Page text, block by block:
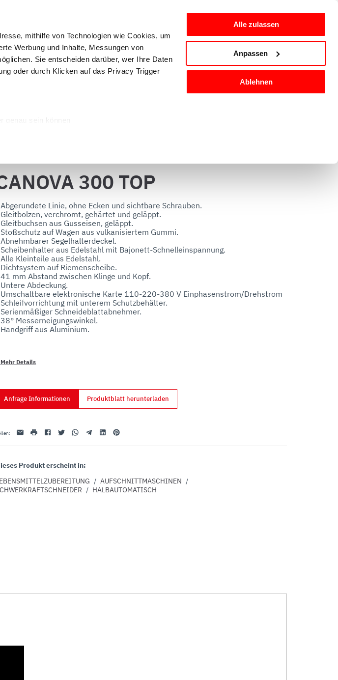
mithilfe von Technologien wie Cookies, um
Werbung und Inhalte, Messungen von
Sie entscheiden darüber, wer Ihre Daten
oder durch Klicken auf das Privacy Trigger
Ihre Präferenzen im
Medien anbieten zu können und die Zugriffe
unserer Website an unsere Partner für
möglicherweise mit weiteren Daten
Dienste gesammelt haben.
Alle zulassen
Anpassen
Ablehnen
Kunden
Auslage und
Reinigung und
300 TOP
Linie, ohne Ecken und sichtbare Schrauben.
verchromt, gehärtet und geläppt.
aus Gusseisen, geläppt.
auf Wagen aus vulkanisiertem Gummi.
Segelhalterdeckel.
aus Edelstahl mit Bajonett-Schnelleinspannung.
Kleinteile aus Edelstahl.
auf Riemenscheibe.
mm Abstand zwischen Klinge und Kopf.
Abdeckung.
elektronische Karte 110-220-380 V Einphasenstrom/Drehstrom
mit unterem Schutzbehälter.
Schneideblattabnehmer.
Messerneigungswinkel.
aus Aluminium.
Teleskopfüße auf Gummi.
Mehr Details
Anfrage Informationen Produktblatt herunterladen
: Email druckenFacebookTwitterWhatsappTelegramLinkedinPinterest
Produkt erscheint in:
/ AUFSCHNITTMASCHINEN /
/ HALBAUTOMATISCH